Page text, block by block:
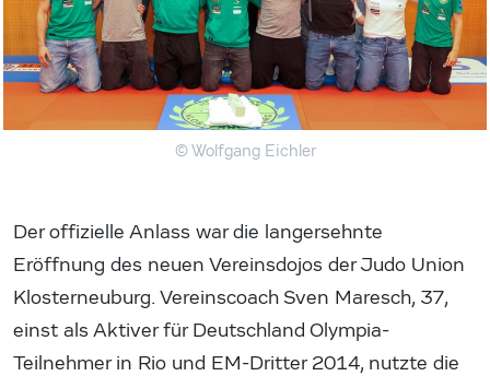
© Wolfgang Eichler
Der offizielle Anlass war die langersehnte
Eröffnung des neuen Vereinsdojos der Judo Union
Klosterneuburg. Vereinscoach Sven Maresch, 37,
einst als Aktiver für Deutschland Olympia-
Teilnehmer in Rio und EM-Dritter 2014, nutzte die